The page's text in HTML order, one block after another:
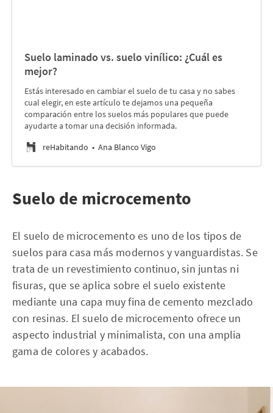
Suelo laminado vs. suelo vinílico: ¿Cuál es
mejor?
Estás interesado en cambiar el suelo de tu casa y no sabes
cual elegir, en este artículo te dejamos una pequeña
comparación entre los suelos más populares que puede
ayudarte a tomar una decisión informada.
reHabitando
Ana Blanco Vigo
Suelo de microcemento
El suelo de microcemento es uno de los tipos de
suelos para casa más modernos y vanguardistas. Se
trata de un revestimiento continuo, sin juntas ni
fisuras, que se aplica sobre el suelo existente
mediante una capa muy fina de cemento mezclado
con resinas. El suelo de microcemento ofrece un
aspecto industrial y minimalista, con una amplia
gama de colores y acabados.